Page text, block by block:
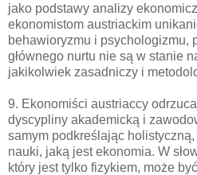
jako podstawy analizy
ekonomistom austriackim
behawioryzmu i psychologizmu,
głównego nurtu nie są w stanie
jakikolwiek zasadniczy i
9. Ekonomiści austriaccy
dyscypliny akademicką i
samym podkreślając
nauki, jaką jest ekonomia. W
który jest tylko fizykiem, może